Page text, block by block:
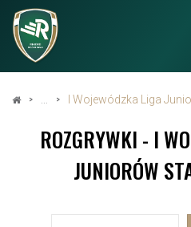
I Wojewódzka Liga
ROZGRYWKI - I
JUNIORÓW